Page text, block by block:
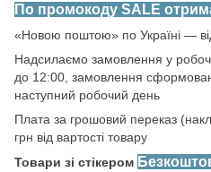
По промокоду SALE
«Новою поштою» по Україні —
Надсилаємо замовлення у
до 12:00, замовлення
наступний робочий день
Плата за грошовий переказ
грн від вартості товару
Товари зі стікером